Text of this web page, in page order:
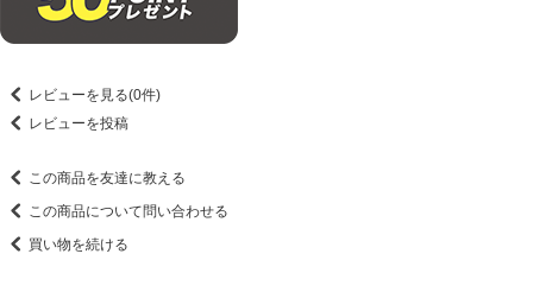
レビューを見る(0件)
レビューを投稿
この商品を友達に教える
この商品について問い合わせる
買い物を続ける